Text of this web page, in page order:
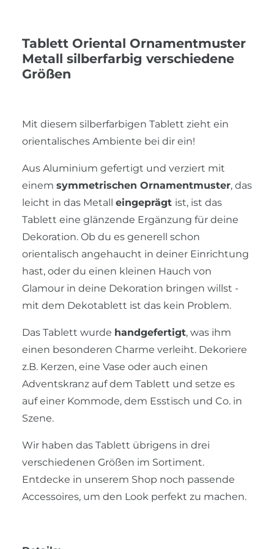
Tablett Oriental Ornamentmuster
Metall silberfarbig verschiedene
Größen
Mit diesem silberfarbigen Tablett zieht ein
orientalisches Ambiente bei dir ein!
Aus Aluminium gefertigt und verziert mit
einem symmetrischen Ornamentmuster, das
leicht in das Metall eingeprägt ist, ist das
Tablett eine glänzende Ergänzung für deine
Dekoration. Ob du es generell schon
orientalisch angehaucht in deiner Einrichtung
hast, oder du einen kleinen Hauch von
Glamour in deine Dekoration bringen willst -
mit dem Dekotablett ist das kein Problem.
Das Tablett wurde handgefertigt, was ihm
einen besonderen Charme verleiht. Dekoriere
z.B. Kerzen, eine Vase oder auch einen
Adventskranz auf dem Tablett und setze es
auf einer Kommode, dem Esstisch und Co. in
Szene.
Wir haben das Tablett übrigens in drei
verschiedenen Größen im Sortiment.
Entdecke in unserem Shop noch passende
Accessoires, um den Look perfekt zu machen.